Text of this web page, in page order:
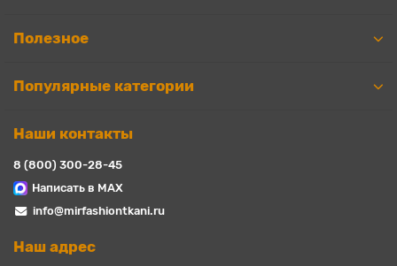
Полезное
Популярные категории
Наши контакты
8 (800) 300-28-45
Написать в MAX
info@mirfashiontkani.ru
Наш адрес